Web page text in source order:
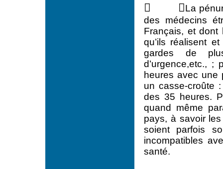
 La
des médecins
Français, et
qu’ils réalisent
gardes de
d’urgence,etc., ;
heures avec une
un casse-croûte
des 35 heures.
quand même
pays, à savoir
soient parfois
incompatibles
santé.